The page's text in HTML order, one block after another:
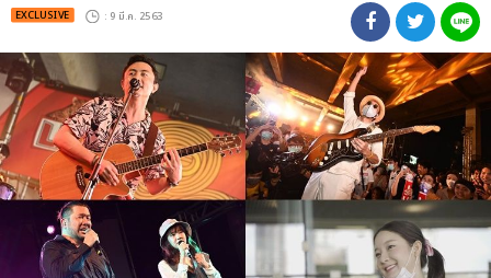
EXCLUSIVE : 9 มี.ค. 2563